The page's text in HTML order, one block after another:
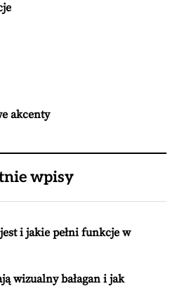
akcenty
wpisy
i jakie pełni funkcje w
wizualny bałagan i jak